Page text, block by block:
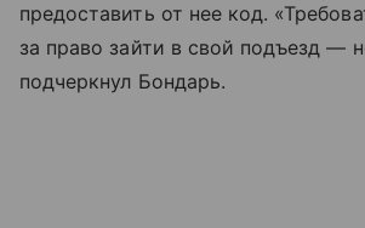
предоставить от нее код.
за право зайти в свой подъезд —
подчеркнул Бондарь.